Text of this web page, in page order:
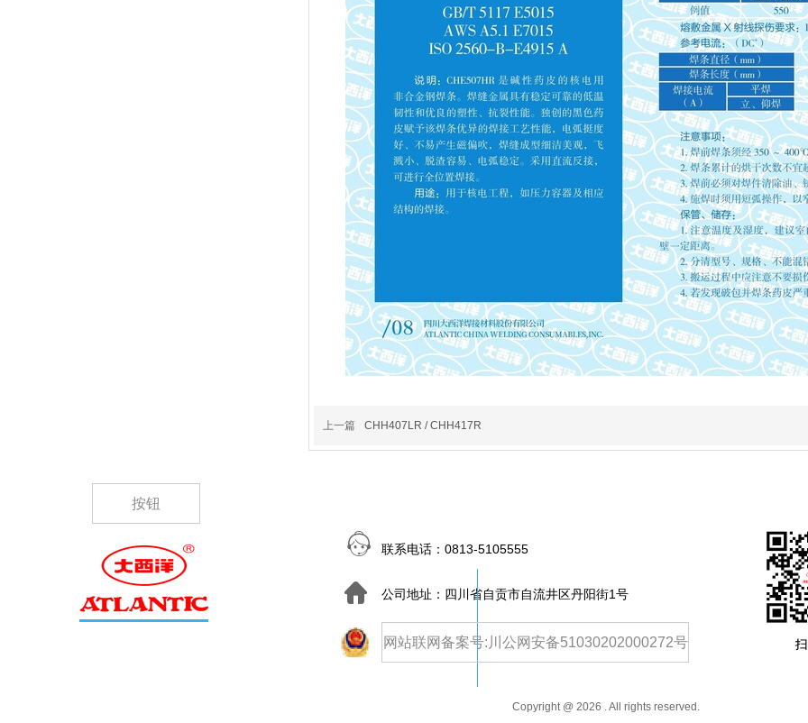
上一篇 CHH407LR / CHH417R
联系电话： 0813-5105555
公司地址：四川省自贡市自流井区丹阳街1号
按钮
网站联网备案号:川公网安备51030202000272号
Copyright @ 2026 . All rights reserved.